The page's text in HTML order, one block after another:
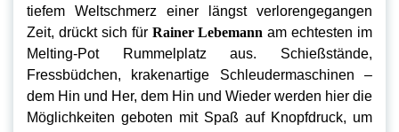
tiefem Weltschmerz einer längst verlorengegangen
Zeit, drückt sich für Rainer Lebemann am echtesten im
Melting-Pot Rummelplatz aus. Schießstände,
Fressbüdchen, krakenartige Schleudermaschinen –
dem Hin und Her, dem Hin und Wieder werden hier die
Möglichkeiten geboten mit Spaß auf Knopfdruck, um